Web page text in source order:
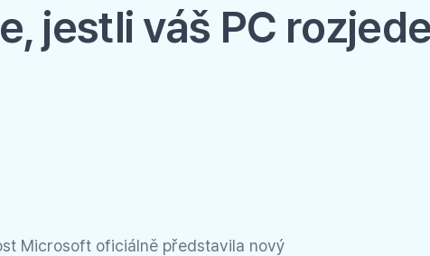
jestli váš PC
Microsoft oficiálně představila nový